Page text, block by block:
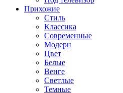
Прихожие
Стиль
Классика
Современные
Модерн
Цвет
Белые
Венге
Светлые
Темные